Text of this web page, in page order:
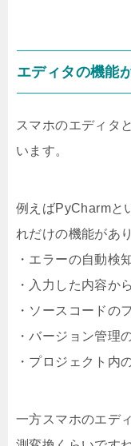
エディタの機能
スマホのエディタ
います。
例えばPyCharmと
れだけの機能があ
・エラーの自動検
・入力した内容か
・ソースコードの
・バージョン管理
・プロジェクト内
一方スマホのエデ